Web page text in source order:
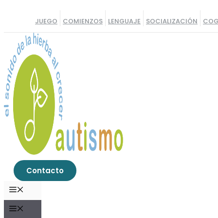
contenido
JUEGO COMIENZOS LENGUAJE SOCIALIZACIÓN
Contacto